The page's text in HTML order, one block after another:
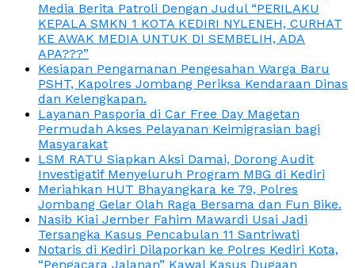
Media Berita Patroli Dengan Judul “PERILAKU
KEPALA SMKN 1 KOTA KEDIRI NYLENEH, CURHAT
KE AWAK MEDIA UNTUK DI SEMBELIH, ADA
APA???”
Kesiapan Pengamanan Pengesahan Warga Baru
PSHT, Kapolres Jombang Periksa Kendaraan Dinas
dan Kelengkapan.
Layanan Pasporia di Car Free Day Magetan
Permudah Akses Pelayanan Keimigrasian bagi
Masyarakat
LSM RATU Siapkan Aksi Damai, Dorong Audit
Investigatif Menyeluruh Program MBG di Kediri
Meriahkan HUT Bhayangkara ke 79, Polres
Jombang Gelar Olah Raga Bersama dan Fun Bike.
Nasib Kiai Jember Fahim Mawardi Usai Jadi
Tersangka Kasus Pencabulan 11 Santriwati
Notaris di Kediri Dilaporkan ke Polres Kediri Kota,
“Pengacara Jalanan” Kawal Kasus Dugaan